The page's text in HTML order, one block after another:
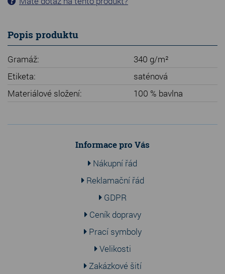
Popis produktu
Gramáž:
340 g/m²
Etiketa:
saténová
Materiálové složení:
100 % bavlna
Informace pro Vás
Nákupní řád
Reklamační řád
GDPR
Ceník dopravy
Prací symboly
Velikosti
Zakázkové šití